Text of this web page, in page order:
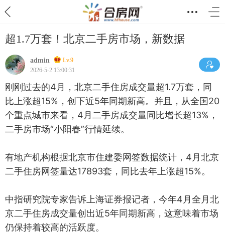
超1.7万套！北京二手房市场，新数据
admin
Lv.9
2026-5-2 13:00:31
刚刚过去的4月，北京二手住房成交量超1.7万套，同
比上涨超15%，创下近5年同期新高。并且，从全国20
个重点城市来看，4月二手房成交量同比增长超13%，
二手房市场“小阳春”行情延续。
有地产机构根据北京市住建委网签数据统计，4月北京
二手住房网签量达17893套，同比去年上涨超15%。
中指研究院专家告诉上海证券报记者，今年4月全月北
京二手住房成交量创出近5年同期新高，这意味着市场
仍保持着较高的活跃度。